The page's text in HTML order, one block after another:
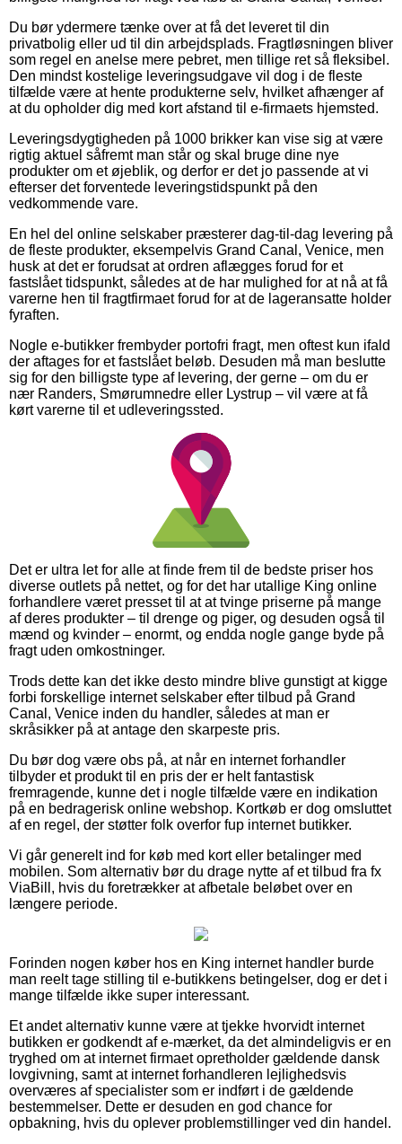
Du bør ydermere tænke over at få det leveret til din
privatbolig eller ud til din arbejdsplads. Fragtløsningen bliver
som regel en anelse mere pebret, men tillige ret så fleksibel.
Den mindst kostelige leveringsudgave vil dog i de fleste
tilfælde være at hente produkterne selv, hvilket afhænger af
at du opholder dig med kort afstand til e-firmaets hjemsted.
Leveringsdygtigheden på 1000 brikker kan vise sig at være
rigtig aktuel såfremt man står og skal bruge dine nye
produkter om et øjeblik, og derfor er det jo passende at vi
efterser det forventede leveringstidspunkt på den
vedkommende vare.
En hel del online selskaber præsterer dag-til-dag levering på
de fleste produkter, eksempelvis Grand Canal, Venice, men
husk at det er forudsat at ordren aflægges forud for et
fastslået tidspunkt, således at de har mulighed for at nå at få
varerne hen til fragtfirmaet forud for at de lageransatte holder
fyraften.
Nogle e-butikker frembyder portofri fragt, men oftest kun ifald
der aftages for et fastslået beløb. Desuden må man beslutte
sig for den billigste type af levering, der gerne – om du er
nær Randers, Smørumnedre eller Lystrup – vil være at få
kørt varerne til et udleveringssted.
Det er ultra let for alle at finde frem til de bedste priser hos
diverse outlets på nettet, og for det har utallige King online
forhandlere været presset til at at tvinge priserne på mange
af deres produkter – til drenge og piger, og desuden også til
mænd og kvinder – enormt, og endda nogle gange byde på
fragt uden omkostninger.
Trods dette kan det ikke desto mindre blive gunstigt at kigge
forbi forskellige internet selskaber efter tilbud på Grand
Canal, Venice inden du handler, således at man er
skråsikker på at antage den skarpeste pris.
Du bør dog være obs på, at når en internet forhandler
tilbyder et produkt til en pris der er helt fantastisk
fremragende, kunne det i nogle tilfælde være en indikation
på en bedragerisk online webshop. Kortkøb er dog omsluttet
af en regel, der støtter folk overfor fup internet butikker.
Vi går generelt ind for køb med kort eller betalinger med
mobilen. Som alternativ bør du drage nytte af et tilbud fra fx
ViaBill, hvis du foretrækker at afbetale beløbet over en
længere periode.
Forinden nogen køber hos en King internet handler burde
man reelt tage stilling til e-butikkens betingelser, dog er det i
mange tilfælde ikke super interessant.
Et andet alternativ kunne være at tjekke hvorvidt internet
butikken er godkendt af e-mærket, da det almindeligvis er en
tryghed om at internet firmaet opretholder gældende dansk
lovgivning, samt at internet forhandleren lejlighedsvis
overværes af specialister som er indført i de gældende
bestemmelser. Dette er desuden en god chance for
opbakning, hvis du oplever problemstillinger ved din handel.